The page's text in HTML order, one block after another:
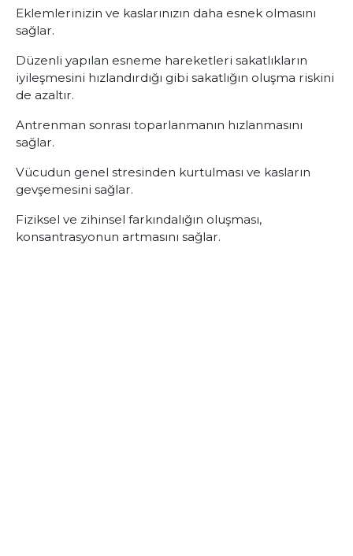
Eklemlerinizin ve kaslarınızın daha esnek olmasını
sağlar.
Düzenli yapılan esneme hareketleri sakatlıkların
iyileşmesini hızlandırdığı gibi sakatlığın oluşma riskini
de azaltır.
Antrenman sonrası toparlanmanın hızlanmasını
sağlar.
Vücudun genel stresinden kurtulması ve kasların
gevşemesini sağlar.
Fiziksel ve zihinsel farkındalığın oluşması,
konsantrasyonun artmasını sağlar.